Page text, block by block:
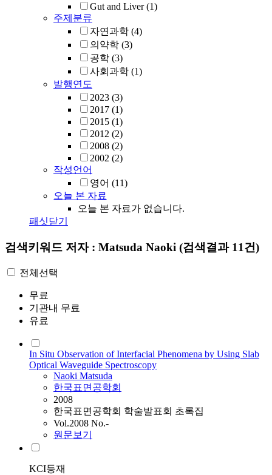
Gut and Liver (1)
주제분류
자연과학 (4)
의약학 (3)
공학 (3)
사회과학 (1)
발행연도
2023 (3)
2017 (1)
2015 (1)
2012 (2)
2008 (2)
2002 (2)
작성언어
영어 (11)
오늘 본 자료
오늘 본 자료가 없습니다.
패싯닫기
검색키워드 저자 : Matsuda Naoki (검색결과 11건)
전체선택
무료
기관내 무료
유료
In Situ Observation of Interfacial Phenomena by Using Slab
Optical Waveguide Spectroscopy
Naoki Matsuda
한국표면공학회
2008
한국표면공학회 학술발표회 초록집
Vol.2008 No.-
원문보기
KCI등재